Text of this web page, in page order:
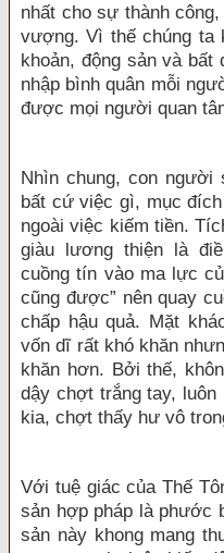
nhất cho sự thành
vượng. Vì thế chúng ta
khoản, động sản và bất
nhập bình quân mỗi
được mọi người quan
Nhìn chung, con người
bất cứ việc gì, mục
ngoài việc kiếm tiền.
giàu lương thiện là
cuồng tín vào ma lực
cũng được” nên quay
chấp hậu quả. Mặt
vốn dĩ rất khó khăn
khăn hơn. Bởi thế,
dậy chợt trắng tay,
kia, chợt thấy hư vô
Với tuệ giác của Thế
sản hợp pháp là phước
sản này khong mang